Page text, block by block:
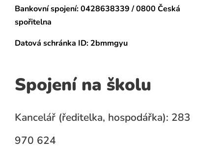
Bankovní spojení:0428638339 / 0800 Česká
spořitelna
Datová schránka ID: 2bmmgyu
Spojení na školu
Kancelář (ředitelka, hospodářka): 283
970 624